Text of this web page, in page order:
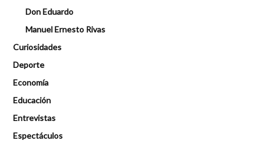
Don Eduardo
Manuel Ernesto Rivas
Curiosidades
Deporte
Economía
Educación
Entrevistas
Espectáculos